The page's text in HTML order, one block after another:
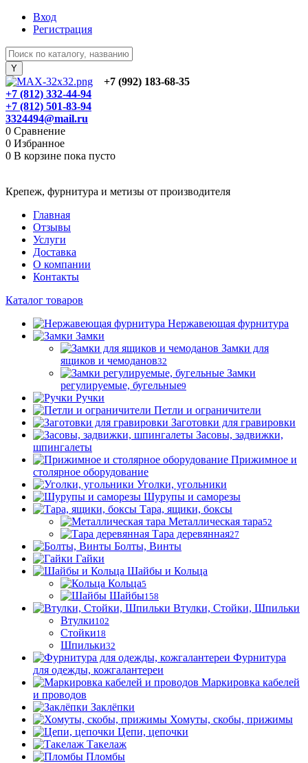
Вход
Регистрация
+7 (992) 183-68-35
+7 (812) 332-44-94
+7 (812) 501-83-94
3324494@mail.ru
0 Сравнение
0 Избранное
0 В корзине пока пусто
Крепеж, фурнитура и метизы от производителя
Главная
Отзывы
Услуги
Доставка
О компании
Контакты
Каталог товаров
Нержавеющая фурнитура
Замки
Замки для
ящиков и чемоданов32
Замки
регулируемые, бугельные9
Ручки
Петли и ограничители
Заготовки для гравировки
Засовы, задвижки,
шпингалеты
Прижимное и
столярное оборудование
Уголки, угольники
Шурупы и саморезы
Тара, ящики, боксы
Металлическая тара52
Тара деревянная27
Болты, Винты
Гайки
Шайбы и Кольца
Кольца5
Шайбы158
Втулки, Стойки, Шпильки
Втулки102
Стойки18
Шпильки32
Фурнитура
для одежды, кожгалантереи
Маркировка кабелей
и проводов
Заклёпки
Хомуты, скобы, прижимы
Цепи, цепочки
Такелаж
Пломбы